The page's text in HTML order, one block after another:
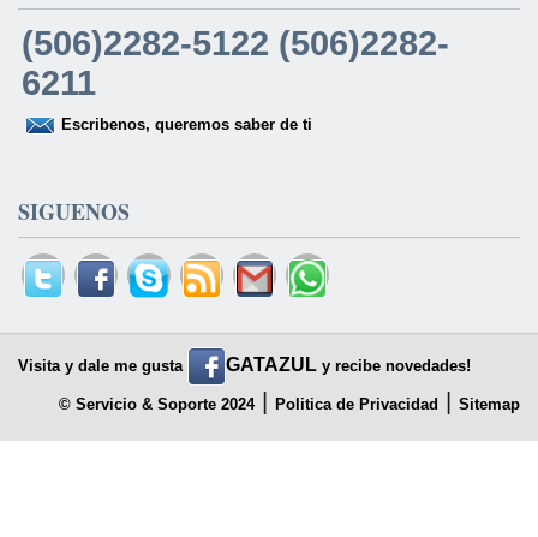
(506)2282-5122 (506)2282-
6211
Escribenos, queremos saber de ti
SIGUENOS
Visita y dale me gusta GATAZUL y recibe novedades!
© Servicio & Soporte 2024| Politica de Privacidad Sitemap